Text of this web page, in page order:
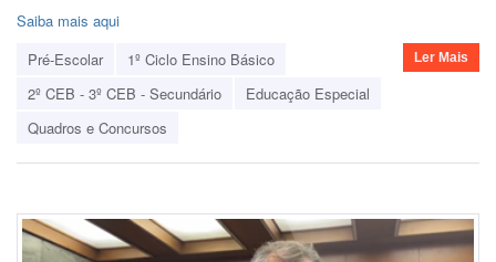
Saiba mais aqui
Pré-Escolar
1º Ciclo Ensino Básico
2º CEB - 3º CEB - Secundário
Educação Especial
Quadros e Concursos
Ler Mais